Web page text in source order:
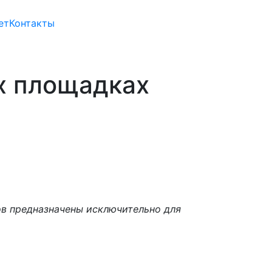
Контакты
площадках
исключительно для